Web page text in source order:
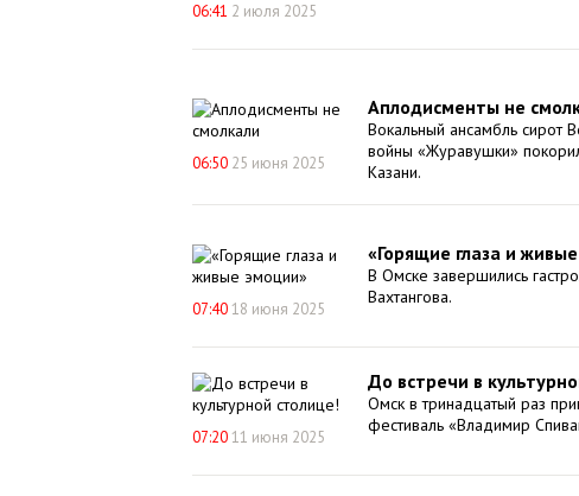
06:41 2 июля 2025
06:50 25 июня 2025
Аплодисменты не
Вокальный ансамбль сирот
войны «Журавушки»
Казани.
07:4018 июня 2025
«Горящие глаза и
В Омске завершились
Вахтангова.
07:2011 июня 2025
До встречи в
Омск в тринадцатый раз
фестиваль «Владимир